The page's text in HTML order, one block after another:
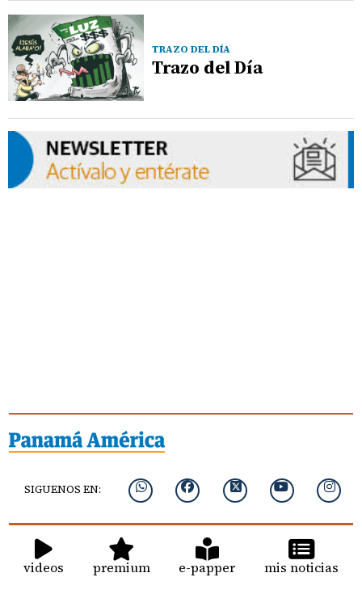
TRAZO DEL DÍA
Trazo del Día
SIGUENOS EN:
videos premium e-papper mis noticias